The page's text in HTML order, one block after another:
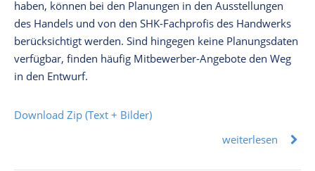
haben, können bei den Planungen in den Ausstellungen
des Handels und von den SHK-Fachprofis des Handwerks
berücksichtigt werden. Sind hingegen keine Planungsdaten
verfügbar, finden häufig Mitbewerber-Angebote den Weg
in den Entwurf.
Download Zip (Text + Bilder)
weiterlesen